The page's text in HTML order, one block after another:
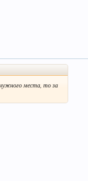
нужного места, то за